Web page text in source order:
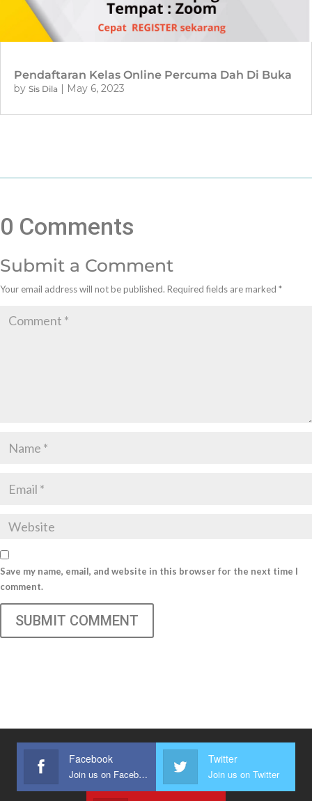
Pendaftaran Kelas Online Percuma Dah Di Buka
by Sis Dila May 6, 2023
0 Comments
Submit a Comment
Your email address will not be published. Required fields are marked *
Save my name, email, and website in this browser for the next time I
comment.
SUBMIT COMMENT
Facebook
Join us on Facebook
Twitter
Join us on Twitter